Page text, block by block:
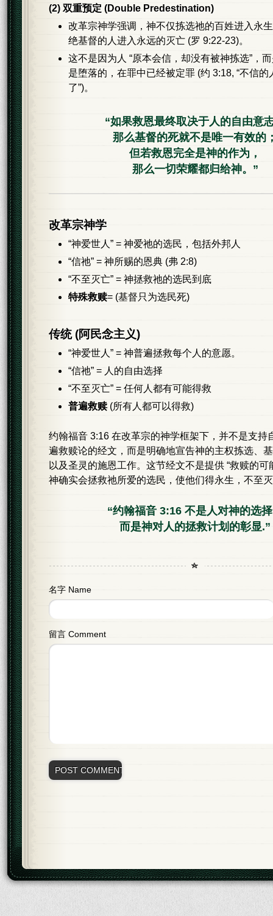
(2) 双重预定 (Double Predestination)
改革宗神学强调，神不仅拣选祂的百姓进入永
绝基督的人进入永远的灭亡 (罗 9:22-23)。
这不是因为人 “原本会信，却没有被神拣选”，
是堕落的，在罪中已经被定罪 (约 3:18, “不信的
了”)。
“如果救恩最终取决于人的自由意
那么基督的死就不是唯一有效的
但若救恩完全是神的作为，
那么一切荣耀都归给神。”
改革宗神学
“神爱世人” = 神爱祂的选民，包括外邦人
“信祂” = 神所赐的恩典 (弗 2:8)
“不至灭亡” = 神拯救祂的选民到底
特殊救赎= (基督只为选民死)
传统 (阿民念主义)
“神爱世人” = 神普遍拯救每个人的意愿。
“信祂” = 人的自由选择
“不至灭亡” = 任何人都有可能得救
普遍救赎(所有人都可以得救)
约翰福音 3:16 在改革宗的神学框架下，并不是支持
遍救赎论的经文，而是明确地宣告神的主权拣选、
以及圣灵的施恩工作。这节经文不是提供 “救赎的可
神确实会拯救祂所爱的选民，使他们得永生，不至
“约翰福音 3:16 不是人对神的选
而是神对人的拯救计划的彰显.”
名字 Name
留言 Comment